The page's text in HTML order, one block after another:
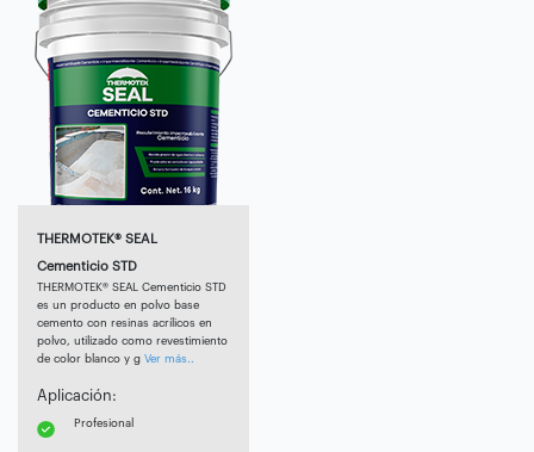
THERMOTEK® SEAL
Cementicio STD
THERMOTEK® SEAL Cementicio STD
es un producto en polvo base
cemento con resinas acrílicos en
polvo, utilizado como revestimiento
de color blanco y g Ver más..
Aplicación:
Profesional